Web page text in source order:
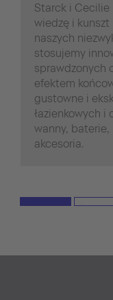
Starck i Cecilie
wiedzę i
naszych
stosujemy
sprawdzonych
efektem
gustowne i
łazienkowych i
wanny,
akcesoria.